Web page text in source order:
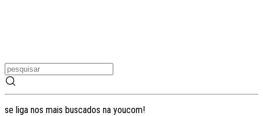
se liga nos mais buscados na youcom!